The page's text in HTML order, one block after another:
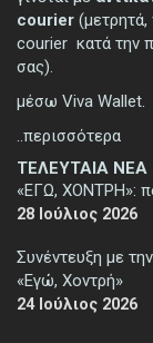
ΤΕΛΕΥΤΑΙΑ ΝΕΑ
«ΕΓΩ, ΧΟΝΤΡΗ»:
28 Ιούλιος 2026
Συνέντευξη με
«Εγώ, Χοντρή»
24 Ιούλιος 2026
courier (μετρητά,
courier κατά την
σας).
μέσω Viva Wallet.
..περισσότερα